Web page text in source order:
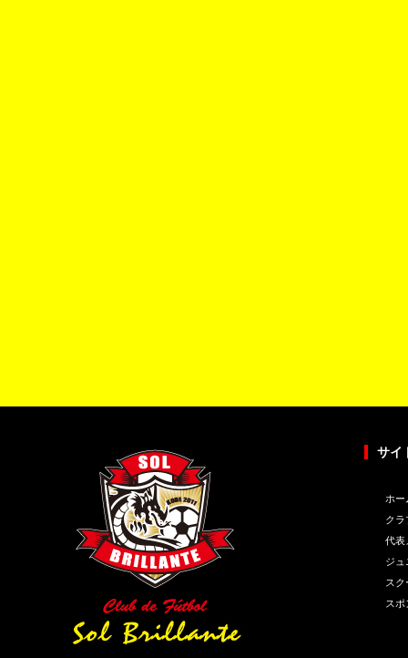
サイ
ホー
クラ
代表
ジュ
スク
スポ